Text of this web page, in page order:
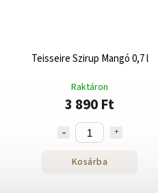
Teisseire Szirup Mangó 0,7 l
Raktáron
3 890 Ft
Kosárba